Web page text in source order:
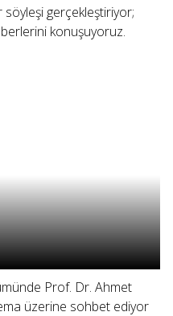
söyleşi gerçekleştiriyor;
konuşuyoruz.
Prof. Dr. Ahmet
üzerine sohbet ediyor